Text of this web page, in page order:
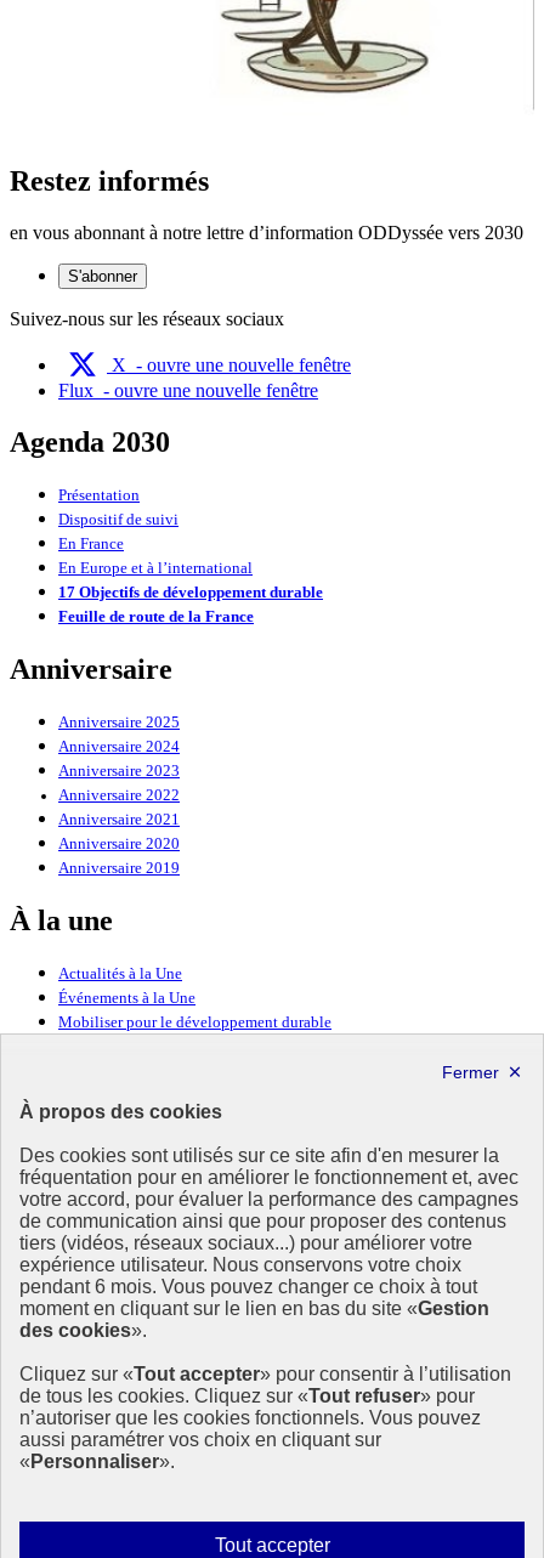
À propos des cookies
Des cookies sont utilisés sur ce site afin d'en mesurer la
fréquentation pour en améliorer le fonctionnement et, avec
votre accord, pour évaluer la performance des campagnes
de communication ainsi que pour proposer des contenus
tiers (vidéos, réseaux sociaux...) pour améliorer votre
expérience utilisateur. Nous conservons votre choix
pendant 6 mois. Vous pouvez changer ce choix à tout
moment en cliquant sur le lien en bas du site «Gestion
des cookies».
Cliquez sur «Tout accepter» pour consentir à l’utilisation
de tous les cookies. Cliquez sur «Tout refuser» pour
n’autoriser que les cookies fonctionnels. Vous pouvez
aussi paramétrer vos choix en cliquant sur
« Personnaliser».
Tout accepterAutoriser
Restez informés
en vous abonnant à notre lettre d’information ODDyssée vers 2030
S'abonner
Suivez-nous sur les réseaux sociaux
X - ouvre une nouvelle fenêtre
Flux - ouvre une nouvelle fenêtre
Agenda 2030
Présentation
Dispositif de suivi
En France
En Europe et à l’international
17 Objectifs de développement durable
Feuille de route de la France
Anniversaire
Anniversaire 2025
Anniversaire 2024
Anniversaire 2023
Anniversaire 2022
Anniversaire 2021
Anniversaire 2020
Anniversaire 2019
À la une
Actualités à la Une
Événements à la Une
Mobiliser pour le développement durable
Ressources
Ressources
La Méth’ODD
Gouvernement
Ce site propose l’information de référence concernant l’Agenda
2030 et la feuille de route de la France. Il valorise la mobilisation de
tous les acteurs.
info.gouv.fr- ouvre une nouvelle fenêtre
service-public.fr - ouvre une nouvelle fenêtre
legifrance.gouv.fr- ouvre une nouvelle fenêtre
data.gouv.fr- ouvre une nouvelle fenêtre
Plan du site
Mentions légales